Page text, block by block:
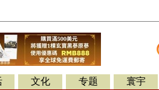
文化 专题 寰宇